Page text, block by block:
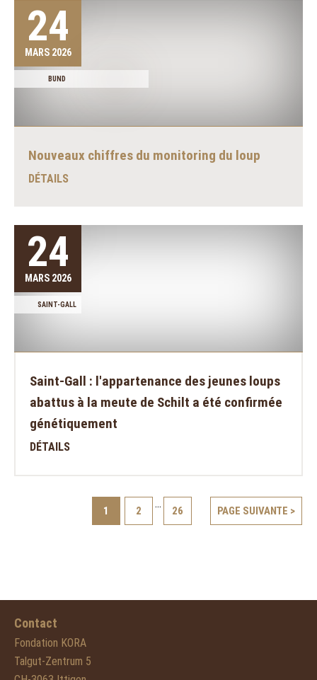
24
MARS 2026
BUND
Nouveaux chiffres du monitoring du loup
DÉTAILS
24
MARS 2026
SAINT-GALL
Saint-Gall : l'appartenance des jeunes loups
abattus à la meute de Schilt a été confirmée
génétiquement
DÉTAILS
1 2
...
26 PAGE SUIVANTE >
Contact
Fondation KORA
Talgut-Zentrum 5